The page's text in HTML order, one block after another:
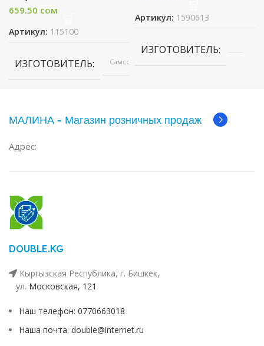
659.50 сом
Артикул: 115100
ИЗГОТОВИТЕЛЬ Самсон
Артикул: 1590613
ИЗГОТОВИТЕЛЬ
МАЛИНА - Магазин розничных продаж
Адрес:
DOUBLE.KG
Кыргызская Республика, г. Бишкек,
ул. ​ Московская, 121
Наш телефон: 0770663018
Наша почта: double@internet.ru